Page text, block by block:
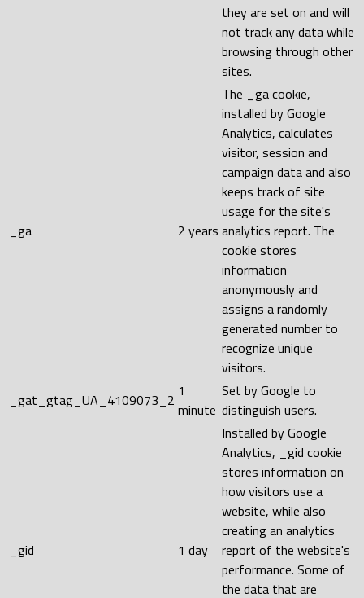
they are set on and will
not track any data while
browsing through other
sites.
_ga 2 years
The _ga cookie,
installed by Google
Analytics, calculates
visitor, session and
campaign data and also
keeps track of site
usage for the site's
analytics report. The
cookie stores
information
anonymously and
assigns a randomly
generated number to
recognize unique
visitors.
_gat_gtag_UA_4109073_2 1
minute
Set by Google to
distinguish users.
_gid 1 day
Installed by Google
Analytics, _gid cookie
stores information on
how visitors use a
website, while also
creating an analytics
report of the website's
performance. Some of
the data that are